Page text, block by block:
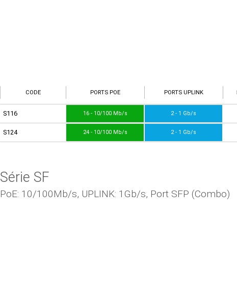
CODE PORTS POE PORTS UPLINK
S116 16 - 10/100 Mb/s 2 - 1 Gb/s
S124 24 - 10/100 Mb/s 2 - 1 Gb/s
Série SF
PoE: 10/100Mb/s, UPLINK: 1Gb/s, Port SFP (Combo)